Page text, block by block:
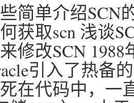
简单介绍SCN
获取scn 浅谈
修改SCN 1988
引入了热备
在代码中，一